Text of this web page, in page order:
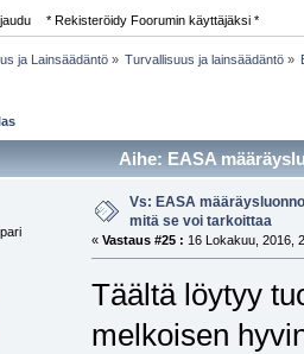
* Rekisteröidy Foorumin käyttäjäksi *
ja Lainsäädäntö» Turvallisuus ja lainsäädäntö»
Aihe: EASA
Vs: EASA
mitä se voi tarkoittaa
« Vastaus #25 : 16 Lokakuu, 2016,
Täältä löytyy
melkoisen